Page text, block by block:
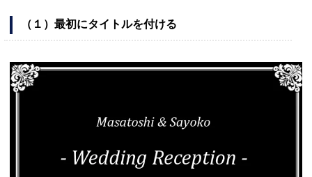
（１）最初にタイトルを付ける